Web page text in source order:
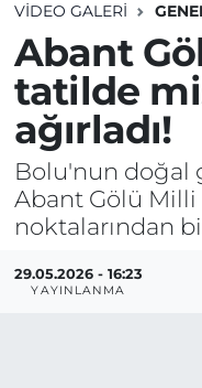
VIDEO GALERI
Abant
tatilde
ağırladı!
Bolu'nun doğal
Abant Gölü Milli
noktalarından
29.05.2026 - 16:23
YAYINLANMA
EĞİTİM
ÖZEL HABER
Süper Lig
Tüm
Son Dakika
Haber Arşivi